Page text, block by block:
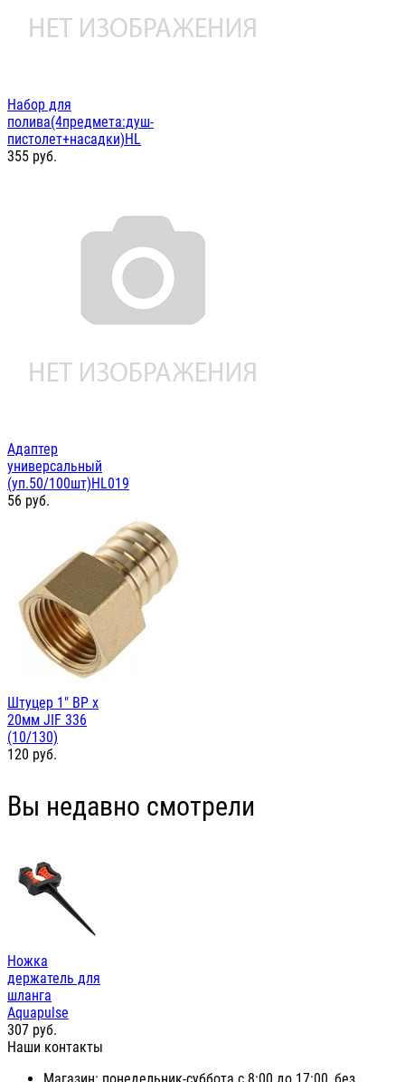
Набор для
полива(4предмета:душ-
пистолет+насадки)HL
355 руб.
Адаптер
универсальный
(уп.50/100шт)HL019
56 руб.
Штуцер 1" ВР х
20мм JIF 336
(10/130)
120 руб.
Вы недавно смотрели
Ножка
держатель для
шланга
Aquapulse
307 руб.
Наши контакты